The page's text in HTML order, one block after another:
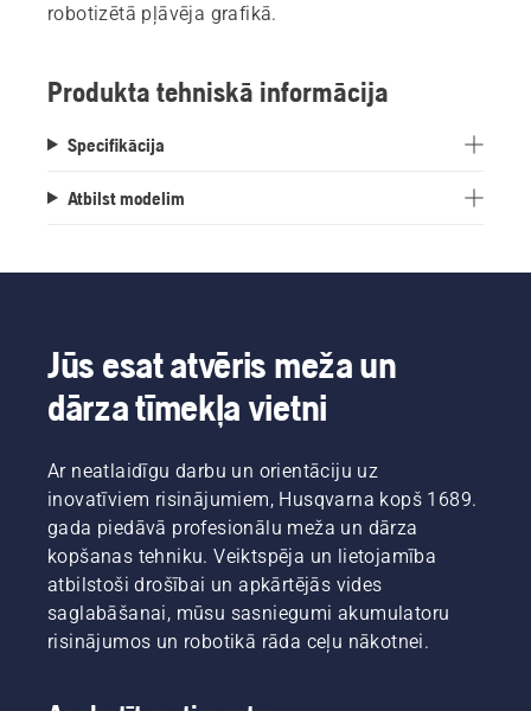
robotizētā pļāvēja grafikā.
Produkta tehniskā informācija
Specifikācija
Atbilst modelim
Jūs esat atvēris meža un
dārza tīmekļa vietni
Ar neatlaidīgu darbu un orientāciju uz
inovatīviem risinājumiem, Husqvarna kopš 1689.
gada piedāvā profesionālu meža un dārza
kopšanas tehniku. Veiktspēja un lietojamība
atbilstoši drošībai un apkārtējās vides
saglabāšanai, mūsu sasniegumi akumulatoru
risinājumos un robotikā rāda ceļu nākotnei.